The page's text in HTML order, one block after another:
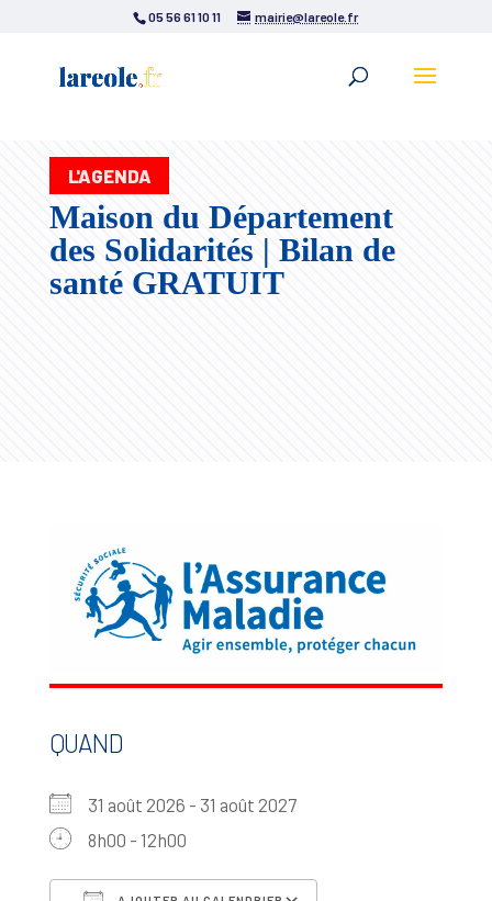
05 56 61 10 11 mairie@lareole.fr
L'AGENDA
Maison du Département
des Solidarités | Bilan de
santé GRATUIT
QUAND
31 août 2026 - 31 août 2027
8h00 - 12h00